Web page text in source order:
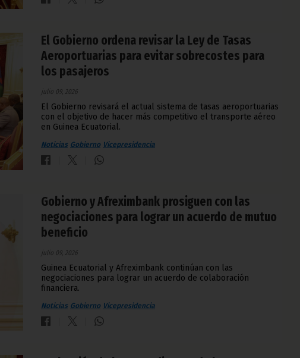
El Gobierno ordena revisar la Ley de Tasas
Aeroportuarias para evitar sobrecostes para
los pasajeros
julio 09, 2026
El Gobierno revisará el actual sistema de tasas aeroportuarias
con el objetivo de hacer más competitivo el transporte aéreo
en Guinea Ecuatorial.
Noticias Gobierno Vicepresidencia
Gobierno y Afreximbank prosiguen con las
negociaciones para lograr un acuerdo de mutuo
beneficio
julio 09, 2026
Guinea Ecuatorial y Afreximbank continúan con las
negociaciones para lograr un acuerdo de colaboración
financiera.
Noticias Gobierno Vicepresidencia